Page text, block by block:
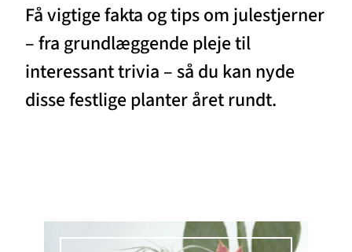
Få vigtige fakta og tips om julestjerner
– fra grundlæggende pleje til
interessant trivia – så du kan nyde
disse festlige planter året rundt.